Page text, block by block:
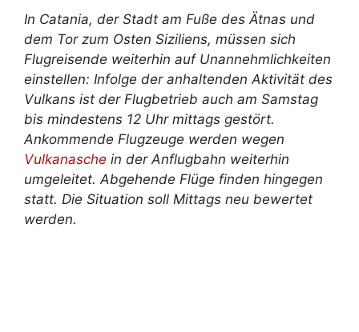
In Catania, der Stadt am Fuße des Ätnas und
dem Tor zum Osten Siziliens, müssen sich
Flugreisende weiterhin auf Unannehmlichkeiten
einstellen: Infolge der anhaltenden Aktivität des
Vulkans ist der Flugbetrieb auch am Samstag
bis mindestens 12 Uhr mittags gestört.
Ankommende Flugzeuge werden wegen
Vulkanasche in der Anflugbahn weiterhin
umgeleitet. Abgehende Flüge finden hingegen
statt. Die Situation soll Mittags neu bewertet
werden.